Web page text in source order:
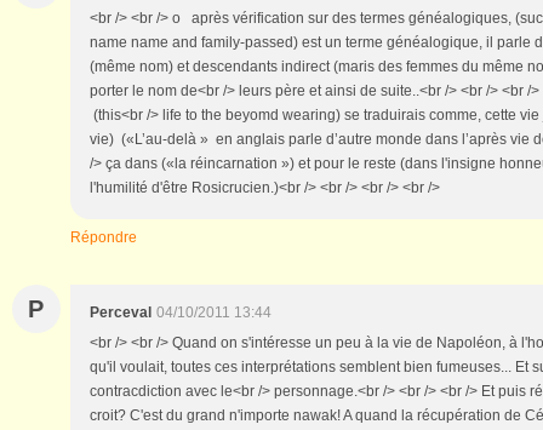
<br /> <br /> o après vérification sur des termes généalogiques,
name name and family-passed) est un terme généalogique, il parle
(même nom) et descendants indirect (maris des femmes du même
porter le nom de<br /> leurs père et ainsi de suite..<br /> <br /> <br
(this<br /> life to the beyomd wearing) se traduirais comme, cette
vie) («L’au-delà » en anglais parle d’autre monde dans l’après vie
/> ça dans («la réincarnation ») et pour le reste (dans l'insigne
l'humilité d'être Rosicrucien.)<br /> <br /> <br /> <br />
Répondre
P Perceval 04/10/2011 13:44
<br /> <br /> Quand on s'intéresse un peu à la vie de Napoléon, à
qu'il voulait, toutes ces interprétations semblent bien fumeuses... Et
contracdiction avec le<br /> personnage.<br /> <br /> <br /> Et puis
croit? C'est du grand n'importe nawak! A quand la récupération de